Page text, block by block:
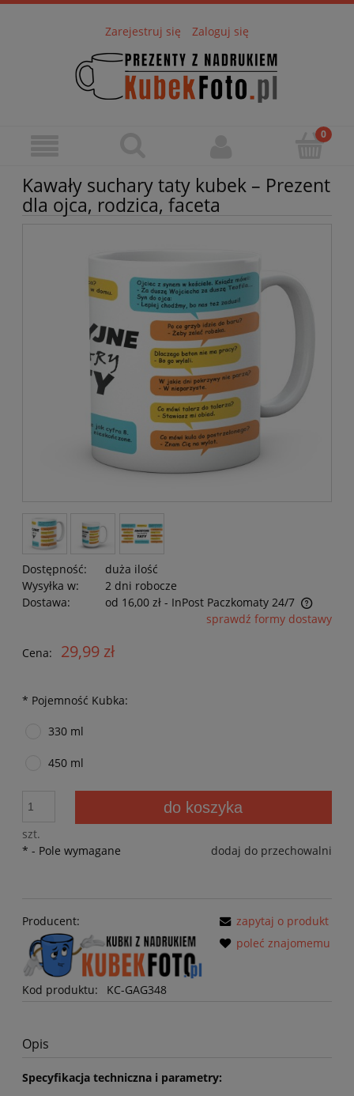
Zarejestruj się Zaloguj się
Kawały suchary taty kubek – Prezent
dla ojca, rodzica, faceta
Dostępność:
duża ilość
Wysyłka w:
2 dni robocze
Dostawa:
od 16,00 zł - InPost Paczkomaty 24/7
Cena nie zawiera ewentualnych kosztów płatności
sprawdź formy dostawy
Cena: 29,99 zł
* Pojemność Kubka:
330 ml
450 ml
szt.
do koszyka
dodaj do przechowalni
* - Pole wymagane
Producent:
Kod produktu: KC-GAG348
zapytaj o produkt
poleć znajomemu
Opis
Specyfikacja techniczna i parametry: